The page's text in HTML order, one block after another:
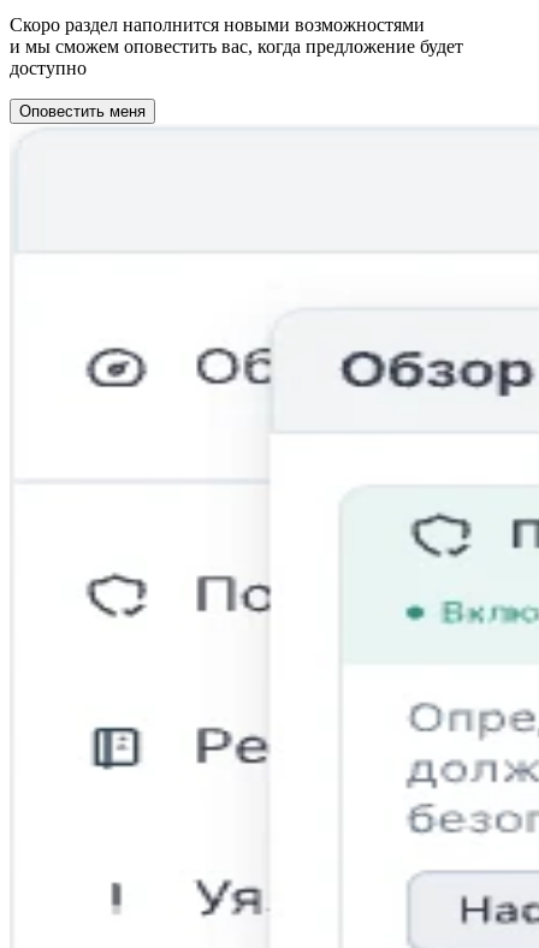
Скоро раздел наполнится новыми возможностями
и мы сможем оповестить вас, когда предложение будет
доступно
Оповестить меня